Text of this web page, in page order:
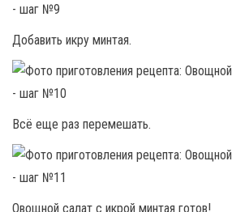
Добавить икру минтая.
Всё еще раз перемешать.
Овощной салат с икрой минтая готов!